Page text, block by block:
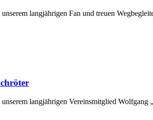
langjährigen Fan und treuen
langjährigen Vereinsmitglied